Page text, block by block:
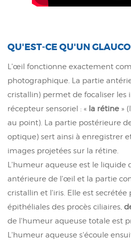
QU'EST-CE QU'UN
L'œil fonctionne exactement
photographique. La partie
cristallin) permet de focaliser les
récepteur sensoriel : « la rétine »
au point). La partie postérieure
optique) sert ainsi à enregistrer
images projetées sur la rétine.
L'humeur aqueuse est le
antérieure de l'œil et la partie
cristallin et l'iris. Elle est secrétée
épithéliales des procès ciliaires,
de l'humeur aqueuse totale est
L'humeur aqueuse s'écoule